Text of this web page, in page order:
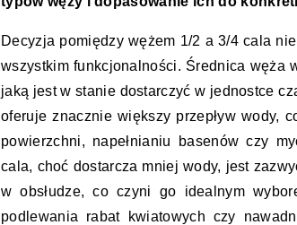
Decyzja pomiędzy wężem 1/2 a 3/4 cala
wszystkim funkcjonalności. Średnica węża
jaką jest w stanie dostarczyć w jednostce
oferuje znacznie większy przepływ wody,
powierzchni, napełnianiu basenów czy
cala, choć dostarcza mniej wody, jest
w obsłudze, co czyni go idealnym
podlewania rabat kwiatowych czy